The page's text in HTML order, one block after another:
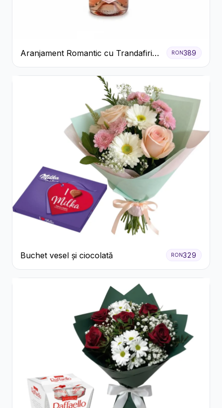
Aranjament Romantic cu Trandafiri
Roșii și Șampanie rose
RON389
Buchet vesel și ciocolată RON329